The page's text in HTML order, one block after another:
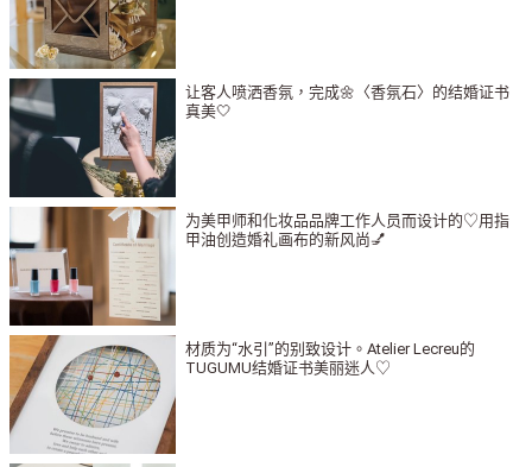
让客人喷洒香氛，完成🌼〈香氛石〉的结婚证书
真美🤍
为美甲师和化妆品品牌工作人员而设计的♡用指
甲油创造婚礼画布的新风尚💅
材质为“水引”的别致设计。Atelier Lecreu的
TUGUMU结婚证书美丽迷人♡